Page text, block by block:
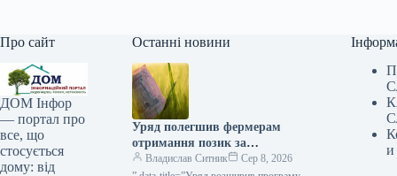
Про сайт
ДОМ Інфор
— портал про
все, що
стосується
дому: від
Останні новини
Уряд полегшив фермерам
отримання позик за
програмою «5-7-9%» для
Владислав Ситник
Сер 8, 2026
и